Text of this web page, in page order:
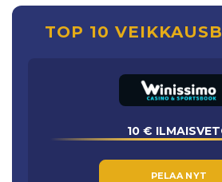
TOP 10
10 €
PELAA NYT